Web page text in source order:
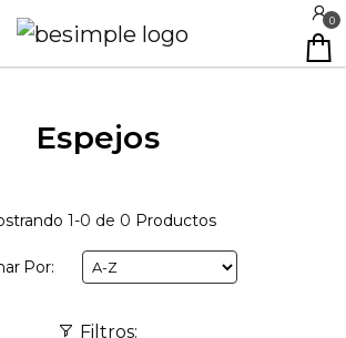
0
Espejos
1-0 de 0 Productos
Por:
Filtros: